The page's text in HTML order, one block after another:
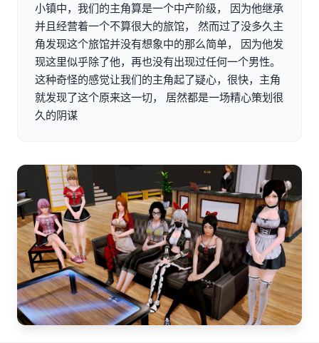
小镇中，我们的主角算是一个中产阶级， 因为他继承
并且经营着一个不算很大的旅馆， 然而过了没多久主
角发现这个旅馆并没有想象中的那么简单， 因为他发
现这里似乎除了他，再也没有出现过任何一个男性。
这种奇怪的感觉让我们的主角起了疑心，很快，主角
就发现了这个原来这一切， 居然都是一场精心策划很
久的阴谋